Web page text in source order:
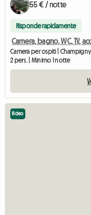
55 € / notte
Risponde rapidamente
Camera, bagno, WC, TV,
Camera per ospiti |
2 pers. | Minimo 1 notte
Video